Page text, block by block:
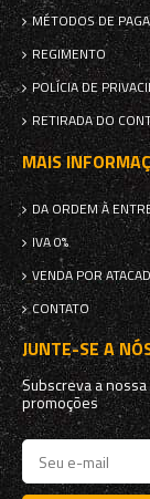
MÉTODOS DE
REGIMENTO
POLÍCIA DE
RETIRADA DO
MAIS
DA ORDEM À
IVA 0%
VENDA POR
CONTATO
JUNTE-SE A
Subscreva a
promoções